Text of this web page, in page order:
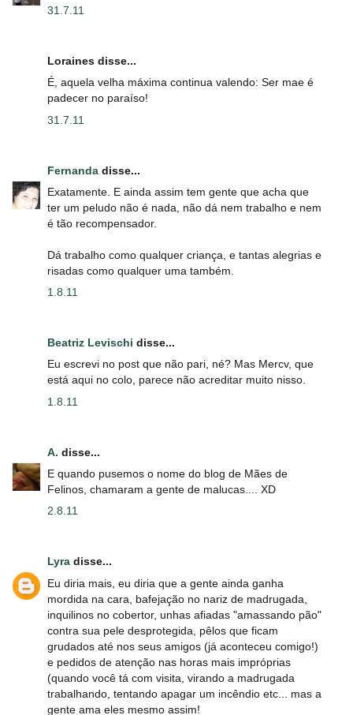
31.7.11
Loraines disse...
É, aquela velha máxima continua valendo: Ser mae é
padecer no paraíso!
31.7.11
Fernanda disse...
Exatamente. E ainda assim tem gente que acha que
ter um peludo não é nada, não dá nem trabalho e nem
é tão recompensador.
Dá trabalho como qualquer criança, e tantas alegrias e
risadas como qualquer uma também.
1.8.11
Beatriz Levischi disse...
Eu escrevi no post que não pari, né? Mas Mercv, que
está aqui no colo, parece não acreditar muito nisso.
1.8.11
A. disse...
E quando pusemos o nome do blog de Mães de
Felinos, chamaram a gente de malucas.... XD
2.8.11
Lyra disse...
Eu diria mais, eu diria que a gente ainda ganha
mordida na cara, bafejação no nariz de madrugada,
inquilinos no cobertor, unhas afiadas "amassando pão"
contra sua pele desprotegida, pêlos que ficam
grudados até nos seus amigos (já aconteceu comigo!)
e pedidos de atenção nas horas mais impróprias
(quando você tá com visita, virando a madrugada
trabalhando, tentando apagar um incêndio etc... mas a
gente ama eles mesmo assim!